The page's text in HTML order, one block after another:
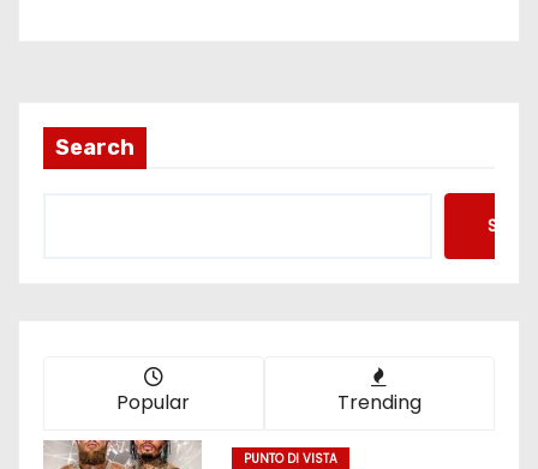
Search
Popular Trending
PUNTO DI VISTA